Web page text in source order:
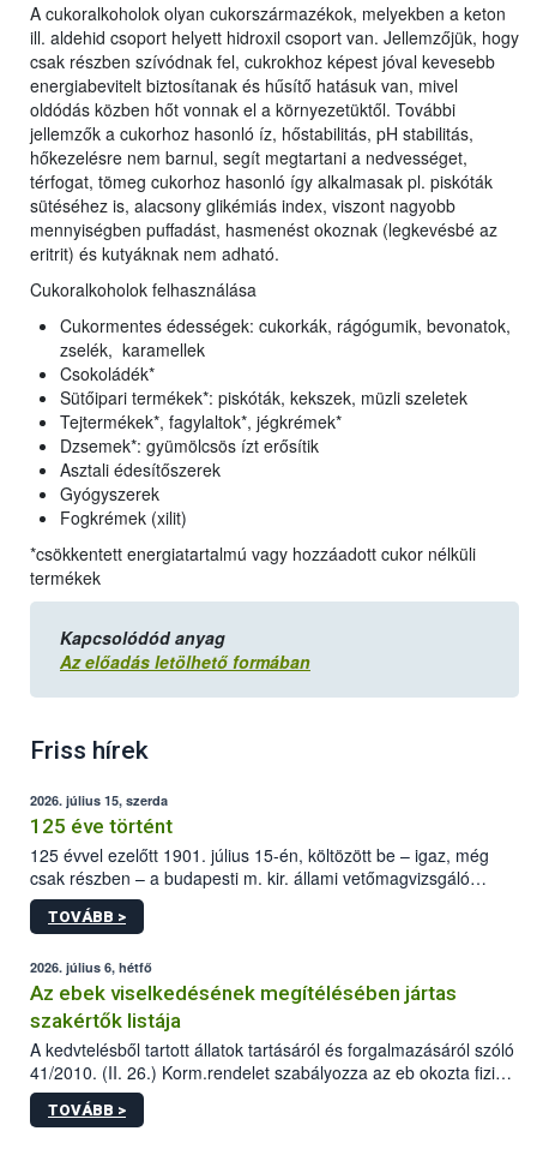
A cukoralkoholok olyan cukorszármazékok, melyekben a keton
ill. aldehid csoport helyett hidroxil csoport van. Jellemzőjük, hogy
csak részben szívódnak fel, cukrokhoz képest jóval kevesebb
energiabevitelt biztosítanak és hűsítő hatásuk van, mivel
oldódás közben hőt vonnak el a környezetüktől. További
jellemzők a cukorhoz hasonló íz, hőstabilitás, pH stabilitás,
hőkezelésre nem barnul, segít megtartani a nedvességet,
térfogat, tömeg cukorhoz hasonló így alkalmasak pl. piskóták
sütéséhez is, alacsony glikémiás index, viszont nagyobb
mennyiségben puffadást, hasmenést okoznak (legkevésbé az
eritrit) és kutyáknak nem adható.
Cukoralkoholok felhasználása
Cukormentes édességek: cukorkák, rágógumik, bevonatok,
zselék, karamellek
Csokoládék*
Sütőipari termékek*: piskóták, kekszek, müzli szeletek
Tejtermékek*, fagylaltok*, jégkrémek*
Dzsemek*: gyümölcsös ízt erősítik
Asztali édesítőszerek
Gyógyszerek
Fogkrémek (xilit)
*csökkentett energiatartalmú vagy hozzáadott cukor nélküli
termékek
Kapcsolódód anyag
Az előadás letölhető formában
Friss hírek
2026. július 15, szerda
125 éve történt
125 évvel ezelőtt 1901. július 15-én, költözött be – igaz, még
csak részben – a budapesti m. kir. állami vetőmagvizsgáló
állomás a Kis Rókus utca 15. szám alatti, Czigler Győző által
tervezett új épületébe.
TOVÁBB >
2026. július 6, hétfő
Az ebek viselkedésének megítélésében jártas
szakértők listája
A kedvtelésből tartott állatok tartásáról és forgalmazásáról szóló
41/2010. (II. 26.) Korm.rendelet szabályozza az eb okozta fizikai
sérülés, illetve ennek veszélye keletkezésekor felmerülő
hatósági feladatokat, valamint a veszélyes eb tartását és annak
TOVÁBB >